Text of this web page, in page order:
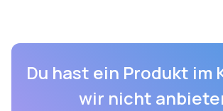
Du hast ein Produkt im
wir nicht